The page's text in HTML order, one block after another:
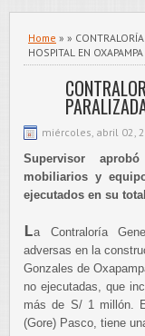
Home » »
HOSPITAL EN OXAPAMPA
miércoles, abril 02,
Supervisor
mobiliarios y
ejecutados en su
La Contraloría
adversas en la
Gonzales de
no ejecutadas, que
más de S/ 1 millón.
(Gore) Pasco, tiene